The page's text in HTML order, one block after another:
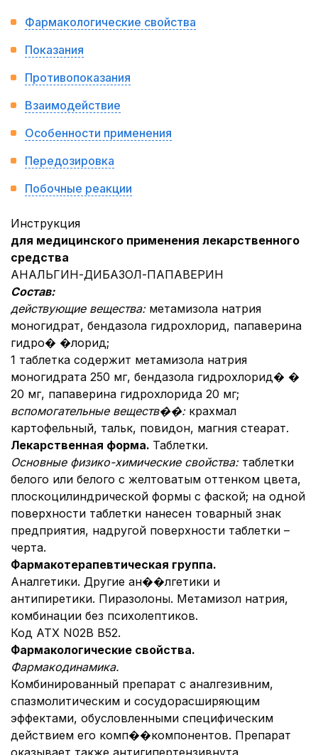
Фармакологические свойства
Показания
Противопоказания
Взаимодействие
Особенности применения
Передозировка
Побочные реакции
Инструкция
для медицинского применения лекарственного
средства
АНАЛЬГИН-ДИБАЗОЛ-ПАПАВЕРИН
Состав:
действующие вещества: метамизола натрия
моногидрат, бендазола гидрохлорид, папаверина
гидро� �лорид;
1 таблетка содержит метамизола натрия
моногидрата 250 мг, бендазола гидрохлорид� �
20 мг, папаверина гидрохлорида 20 мг;
вспомогательные веществ��: крахмал
картофельный, тальк, повидон, магния стеарат.
Лекарственная форма. Таблетки.
Основные физико-химические свойства: таблетки
белого или белого с желтоватым оттенком цвета,
плоскоцилиндрической формы с фаской; на одной
поверхности таблетки нанесен товарный знак
предприятия, надругой поверхности таблетки –
черта.
Фармакотерапевтическая группа.
Аналгетики. Другие ан��лгетики и
антипиретики. Пиразолоны. Метамизол натрия,
комбинации без психолептиков.
Код АТХ N02В В52.
Фармакологические свойства.
Фармакодинамика.
Комбинированный препарат с аналгезивним,
спазмолитическим и сосудорасширяющим
эффектами, обусловленными специфическим
действием его комп��компонентов. Препарат
оказывает также антигипертензивнута